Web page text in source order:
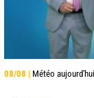
08/08 | Météo aujourd'hui